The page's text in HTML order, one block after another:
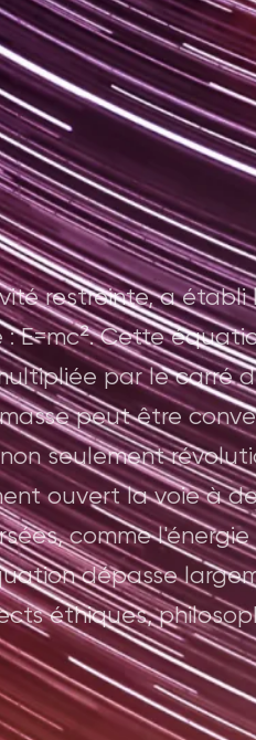
restreinte, a établi
E=mc². Cette
par le carré
peut être
seulement
ouvert la voie à
comme
dépasse
éthiques,